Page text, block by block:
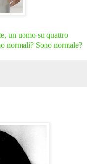
un uomo su quattro
normali? Sono normale?